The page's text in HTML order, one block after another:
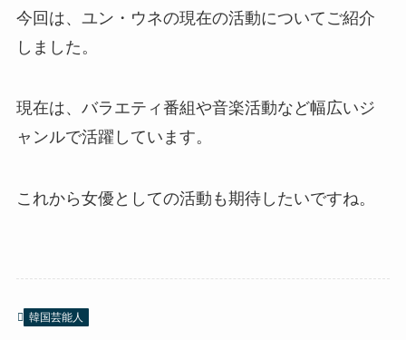
今回は、ユン・ウネの現在の活動についてご紹介
しました。
現在は、バラエティ番組や音楽活動など幅広いジ
ャンルで活躍しています。
これから女優としての活動も期待したいですね。
韓国芸能人